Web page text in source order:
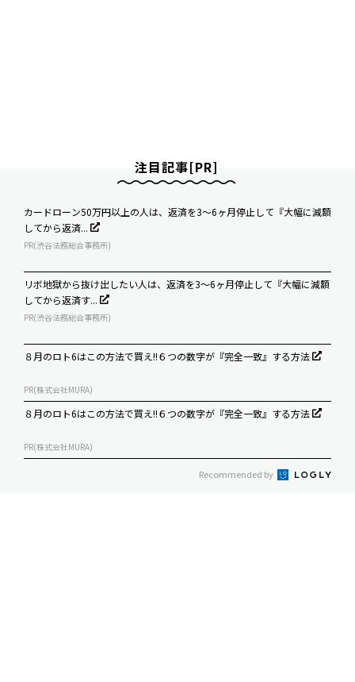
注目記事[PR]
カードローン50万円以上の人は、返済を3～6ヶ月停止して『大幅に減額
してから返済...
PR(渋谷法務総合事務所)
リボ地獄から抜け出したい人は、返済を3～6ヶ月停止して『大幅に減額
してから返済す...
PR(渋谷法務総合事務所)
８月のロト6はこの方法で買え!!６つの数字が『完全一致』する方法
PR(株式会社MURA)
８月のロト6はこの方法で買え!!６つの数字が『完全一致』する方法
PR(株式会社MURA)
Recommended by